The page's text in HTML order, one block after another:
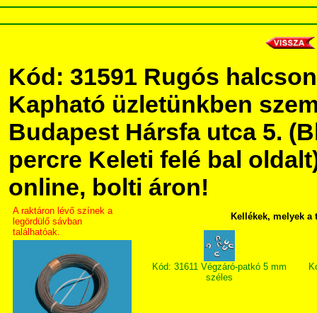
Kód: 31591 Rugós
Kapható üzletünkben
Budapest Hársfa utca 5.
percre Keleti felé bal
online, bolti áron!
A raktáron lévő színek a
legördülő sávban
találhatóak.
Kellékek, melyek
Kód: 31611 Végzáró-patkó 5 mm
széles